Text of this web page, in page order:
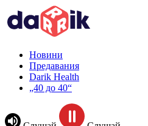
Новини
Предавания
Darik Health
„40 до 40“